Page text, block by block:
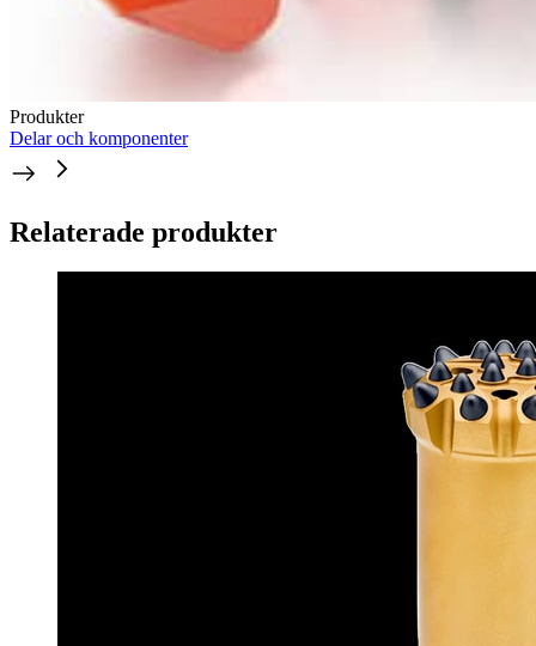
Produkter
Delar och komponenter
Relaterade produkter